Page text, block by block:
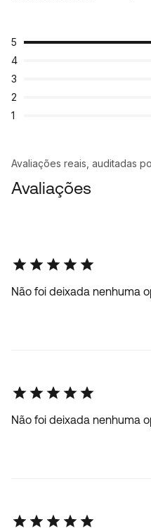
5
4
3
2
1
Avaliações reais, auditadas
Avaliações
Não foi deixada nenhuma
Não foi deixada nenhuma